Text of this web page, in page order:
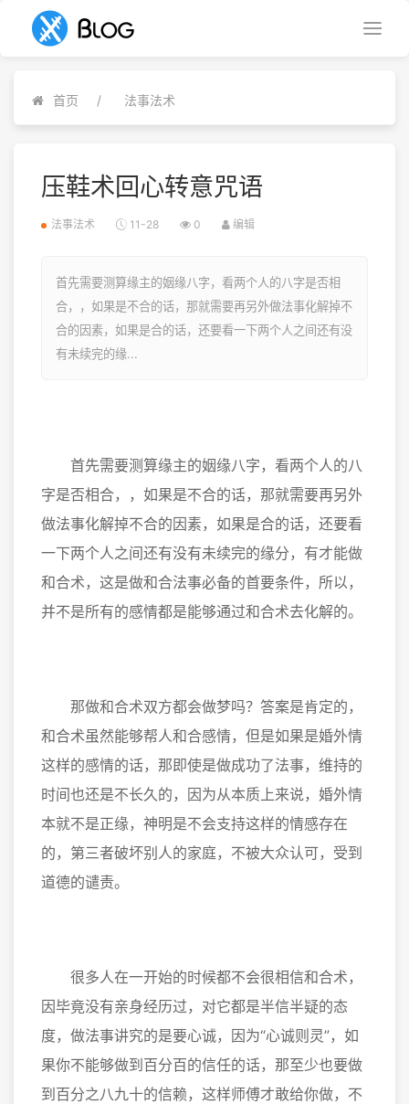
首页 法事法术
压鞋术回心转意咒语
法事法术 11-28 0 编辑
首先需要测算缘主的姻缘八字，看两个人的八字是否相
合，，如果是不合的话，那就需要再另外做法事化解掉不
合的因素，如果是合的话，还要看一下两个人之间还有没
有未续完的缘...
首先需要测算缘主的姻缘八字，看两个人的八
字是否相合，，如果是不合的话，那就需要再另外
做法事化解掉不合的因素，如果是合的话，还要看
一下两个人之间还有没有未续完的缘分，有才能做
和合术，这是做和合法事必备的首要条件，所以，
并不是所有的感情都是能够通过和合术去化解的。
那做和合术双方都会做梦吗？答案是肯定的，
和合术虽然能够帮人和合感情，但是如果是婚外情
这样的感情的话，那即使是做成功了法事，维持的
时间也还是不长久的，因为从本质上来说，婚外情
本就不是正缘，神明是不会支持这样的情感存在
的，第三者破坏别人的家庭，不被大众认可，受到
道德的谴责。
很多人在一开始的时候都不会很相信和合术，
因毕竟没有亲身经历过，对它都是半信半疑的态
度，做法事讲究的是要心诚，因为“心诚则灵”，如
果你不能够做到百分百的信任的话，那至少也要做
到百分之八九十的信赖，这样师傅才敢给你做，不